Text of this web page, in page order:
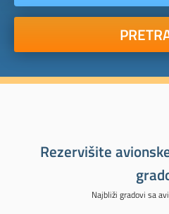
Rezervišite
Najbliži gradovi sa